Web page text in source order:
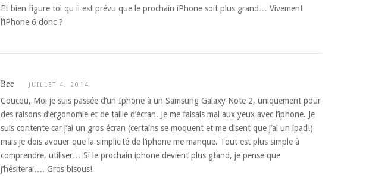
Et bien figure toi qu il est prévu que le prochain iPhone soit plus grand… Vivement
l’iPhone 6 donc ?
Bee JUILLET 4, 2014
Coucou, Moi je suis passée d’un Iphone à un Samsung Galaxy Note 2, uniquement pour
des raisons d’ergonomie et de taille d’écran. Je me faisais mal aux yeux avec l’iphone. Je
suis contente car j’ai un gros écran (certains se moquent et me disent que j’ai un ipad!)
mais je dois avouer que la simplicité de l’iphone me manque. Tout est plus simple à
comprendre, utiliser… Si le prochain iphone devient plus gtand, je pense que
j’hésiterai…. Gros bisous!